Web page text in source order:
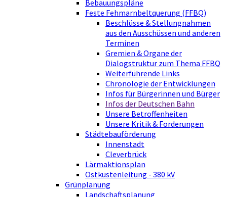
Bebauungspläne
Feste Fehmarnbeltquerung (FFBQ)
Beschlüsse & Stellungnahmen
aus den Ausschüssen und anderen
Terminen
Gremien & Organe der
Dialogstruktur zum Thema FFBQ
Weiterführende Links
Chronologie der Entwicklungen
Infos für Bürgerinnen und Bürger
Infos der Deutschen Bahn
Unsere Betroffenheiten
Unsere Kritik & Forderungen
Städtebauförderung
Innenstadt
Cleverbrück
Lärmaktionsplan
Ostküstenleitung - 380 kV
Grünplanung
Landschaftsplanung